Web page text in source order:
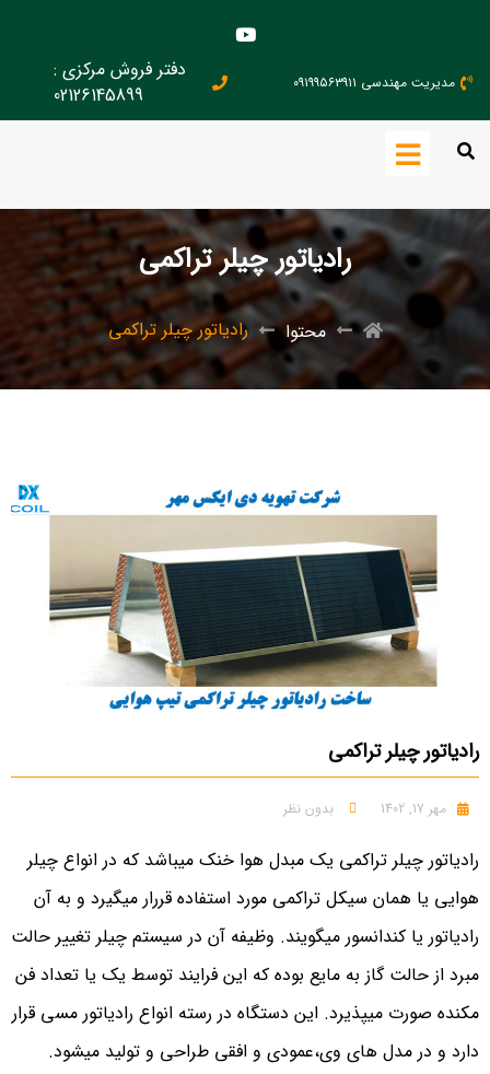
مدیریت مهندسی ۰۹۱۹۹۵۶۳۹۱۱
دفتر فروش مرکزی :
02126145899
رادیاتور چیلر تراکمی
محتوا رادیاتور چیلر تراکمی
رادیاتور چیلر تراکمی
مهر 17, 1402 بدون نظر
رادیاتور چیلر تراکمی یک مبدل هوا خنک میباشد که در انواع چیلر
هوایی یا همان سیکل تراکمی مورد استفاده قررار میگیرد و به آن
رادیاتور یا کندانسور میگویند. وظیفه آن در سیستم چیلر تغییر حالت
مبرد از حالت گاز به مایع بوده که این فرایند توسط یک یا تعداد فن
مکنده صورت میپذیرد. این دستگاه در رسته انواع رادیاتور مسی قرار
دارد و در مدل های وی،عمودی و افقی طراحی و تولید میشود.